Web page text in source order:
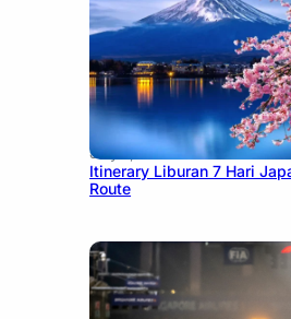
July 7, 2026
Itinerary Liburan 7 Hari
Route